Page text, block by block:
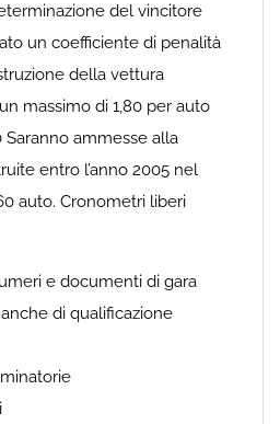
del vincitore
un coefficiente di penalità
della vettura
massimo di 1,80 per auto
ammesse alla
entro l’anno 2005 nel
auto. Cronometri liberi
e documenti di gara
di qualificazione